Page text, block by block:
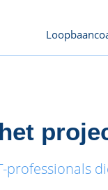
professionals